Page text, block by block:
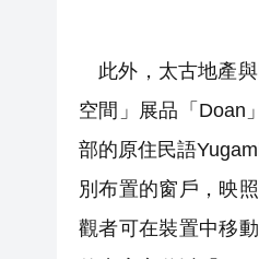
此外，太古地產與
空間」展品「Doan
部的原住民語
別布置的窗戶，映
觀者可在裝置中移